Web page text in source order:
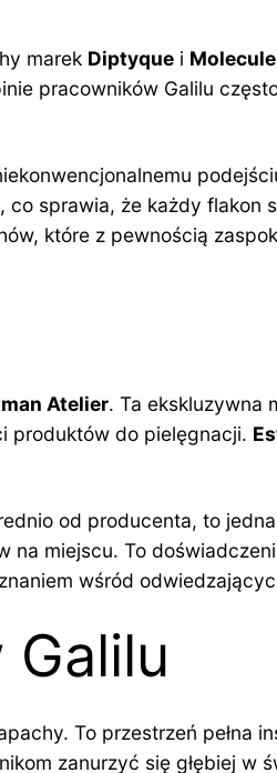
marek Diptyque i Molecule
pracowników Galilu
, co sprawia, że każdy flakon
które z pewnością
Atelier. Ta ekskluzywna
produktów do pielęgnacji.
od producenta, to
miejscu. To
wśród
To przestrzeń pełna
zanurzyć się głębiej w